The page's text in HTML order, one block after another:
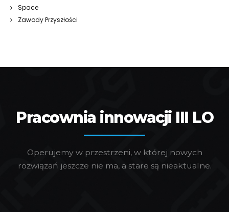
Space
Zawody Przyszłości
Pracownia innowacji III LO
Operujemy w przestrzeni, w której nowych
rozwiązań jeszcze nie ma, a stare są nieaktualne.